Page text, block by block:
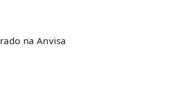
na Anvisa